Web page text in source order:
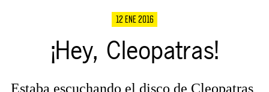
12 ENE 2016
¡Hey, Cleopatras!
Estaba escuchando el disco de Cleopatras